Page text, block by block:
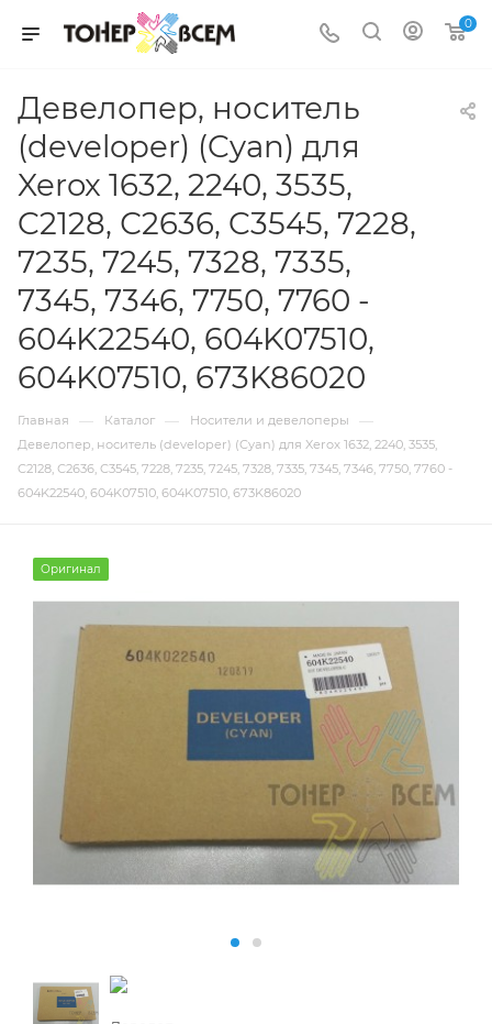
0
Девелопер, носитель
(developer) (Cyan) для
Xerox 1632, 2240, 3535,
C2128, С2636, C3545, 7228,
7235, 7245, 7328, 7335,
7345, 7346, 7750, 7760 -
604K22540, 604K07510,
604K07510, 673K86020
Главная — Каталог — Носители и девелоперы —
Девелопер, носитель (developer) (Cyan) для Xerox 1632, 2240, 3535,
C2128, С2636, C3545, 7228, 7235, 7245, 7328, 7335, 7345, 7346, 7750, 7760 -
604K22540, 604K07510, 604K07510, 673K86020
Оригинал